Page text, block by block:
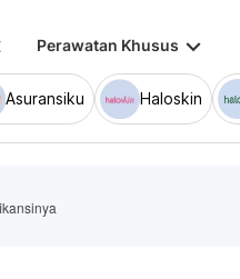
Perawatan Khusus keyboard_arrow_down
Asuransiku Haloskin